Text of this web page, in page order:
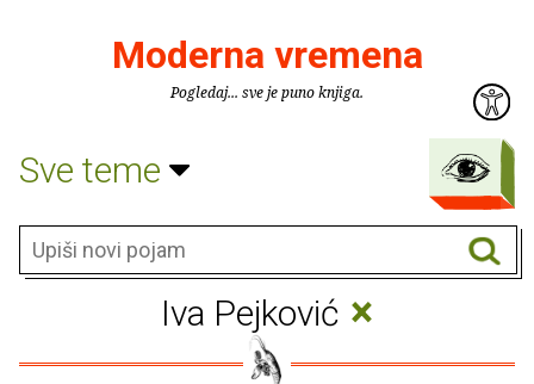
Moderna vremena
Pogledaj... sve je puno knjiga.
Sve teme
Iva Pejković ×